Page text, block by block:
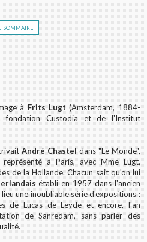
à Frits Lugt (Amsterdam, 1884-
fondation Custodia et de l'Institut
André Chastel dans "Le Monde",
à Paris, avec Mme Lugt,
de la Hollande. Chacun sait qu'on lui
établi en 1957 dans l'ancien
une inoubliable série d'expositions :
de Lucas de Leyde et encore, l'an
de Sanredam, sans parler des